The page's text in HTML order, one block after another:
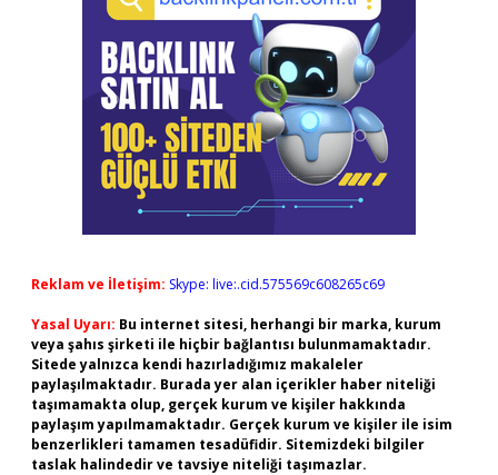
Reklam ve İletişim: Skype: live:.cid.575569c608265c69
Yasal Uyarı: Bu internet sitesi, herhangi bir marka, kurum
veya şahıs şirketi ile hiçbir bağlantısı bulunmamaktadır.
Sitede yalnızca kendi hazırladığımız makaleler
paylaşılmaktadır. Burada yer alan içerikler haber niteliği
taşımamakta olup, gerçek kurum ve kişiler hakkında
paylaşım yapılmamaktadır. Gerçek kurum ve kişiler ile isim
benzerlikleri tamamen tesadüfidir. Sitemizdeki bilgiler
taslak halindedir ve tavsiye niteliği taşımazlar.